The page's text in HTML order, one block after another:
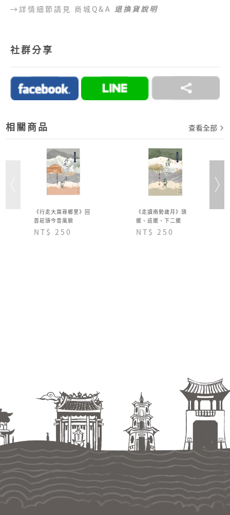
區）及海外地區暫不提供配送服務，敬請見諒。
ATM、ATM櫃台機、超商代碼繳費。
→詳情細節請見 商城Q&A購物說明
→詳情細節請見 商城Q&A 退換貨說明
社群分享
相關商品 查看全部
《行走大窩尋鄉里》回
首莊頭今昔風貌
NT$ 250
《走讀南勢歲月》頭
擺、這擺、下二擺
NT$ 250